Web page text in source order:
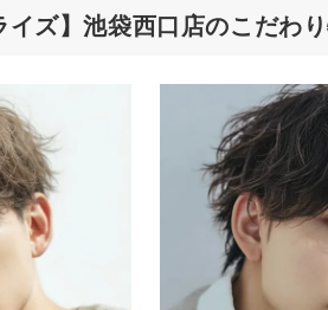
ズ】池袋西口店のこだわ